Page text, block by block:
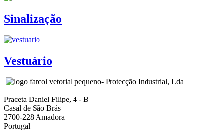
Sinalização
Vestuário
- Protecção Industrial, Lda
Praceta Daniel Filipe, 4 - B
Casal de São Brás
2700-228 Amadora
Portugal